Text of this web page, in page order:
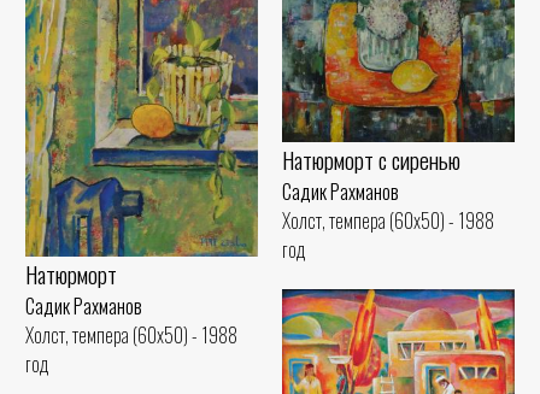
Натюрморт с сиренью
Садик Рахманов
Холст, темпера (60x50) - 1988
год
Натюрморт
Садик Рахманов
Холст, темпера (60x50) - 1988
год